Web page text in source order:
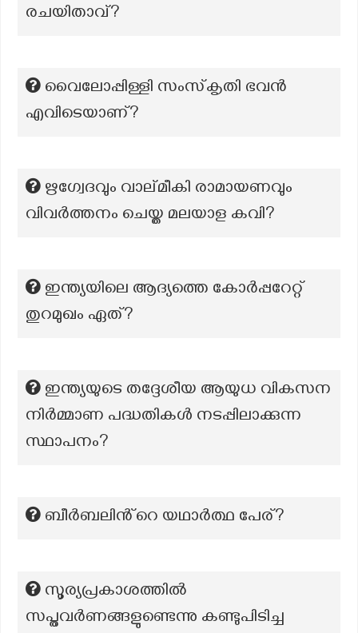
രചയിതാവ്?
വൈലോപ്പിള്ളി സംസ്‌കൃതി ഭവൻ
എവിടെയാണ്?
ഋഗ്വേദവും വാല്മീകി രാമായണവും
വിവർത്തനം ചെയ്ത മലയാള കവി?
ഇന്ത്യയിലെ ആദ്യത്തെ കോർപ്പറേറ്റ്
തുറമുഖം ഏത്?
ഇന്ത്യയുടെ തദ്ദേശീയ ആയുധ വികസന
നിർമ്മാണ പദ്ധതികൾ നടപ്പിലാക്കുന്ന
സ്ഥാപനം?
ബീർബലിൻ്റെ യഥാർത്ഥ പേര്?
സൂര്യപ്രകാശത്തില്‍
സപ്തവര്‍ണങ്ങളുണ്ടെന്നു കണ്ടുപിടിച്ച